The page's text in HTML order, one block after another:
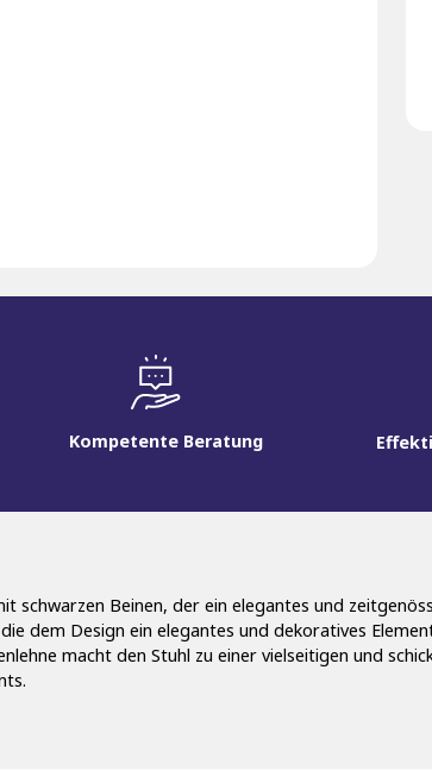
Kompetente Beratung
Beinen, der ein elegantes und
dem Design ein elegantes und dekoratives
macht den Stuhl zu einer vielseitigen und